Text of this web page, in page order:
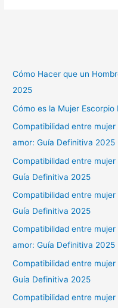
Cómo Hacer que un
2025
Cómo es la Mujer
Compatibilidad entre
amor: Guía Definitiva 2025
Compatibilidad entre
Guía Definitiva 2025
Compatibilidad entre
Guía Definitiva 2025
Compatibilidad entre
amor: Guía Definitiva 2025
Compatibilidad entre
Guía Definitiva 2025
Compatibilidad entre